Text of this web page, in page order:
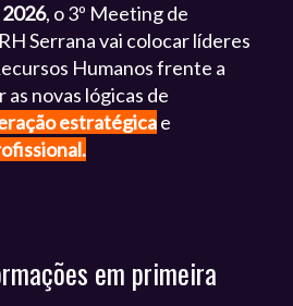
2026, o 3º Meeting de
Serrana vai colocar líderes
Humanos frente a
novas lógicas de
estratégicae
em primeira